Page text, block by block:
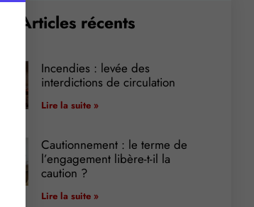
Articles récents
Incendies : levée des
interdictions de circulation
Lire la suite »
Cautionnement : le terme de
l’engagement libère-t-il la
caution ?
Lire la suite »